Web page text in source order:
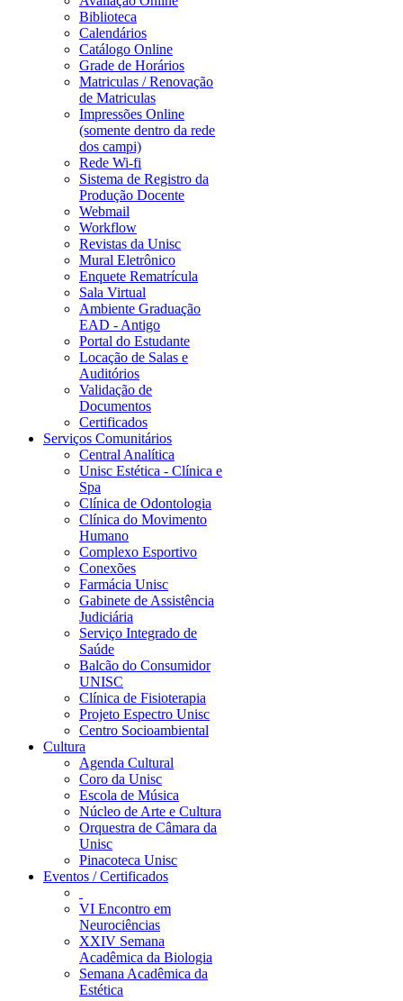
Biblioteca
Calendários
Catálogo Online
Grade de Horários
Matriculas / Renovação
de Matriculas
Impressões Online
(somente dentro da rede
dos campi)
Rede Wi-fi
Sistema de Registro da
Produção Docente
Webmail
Workflow
Revistas da Unisc
Mural Eletrônico
Enquete Rematrícula
Sala Virtual
Ambiente Graduação
EAD - Antigo
Portal do Estudante
Locação de Salas e
Auditórios
Validação de
Documentos
Certificados
Serviços Comunitários
Central Analítica
Unisc Estética - Clínica e
Spa
Clínica de Odontologia
Clínica do Movimento
Humano
Complexo Esportivo
Conexões
Farmácia Unisc
Gabinete de Assistência
Judiciária
Serviço Integrado de
Saúde
Balcão do Consumidor
UNISC
Clínica de Fisioterapia
Projeto Espectro Unisc
Centro Socioambiental
Cultura
Agenda Cultural
Coro da Unisc
Escola de Música
Núcleo de Arte e Cultura
Orquestra de Câmara da
Unisc
Pinacoteca Unisc
Eventos / Certificados
VI Encontro em
Neurociências
XXIV Semana
Acadêmica da Biologia
Semana Acadêmica da
Estética